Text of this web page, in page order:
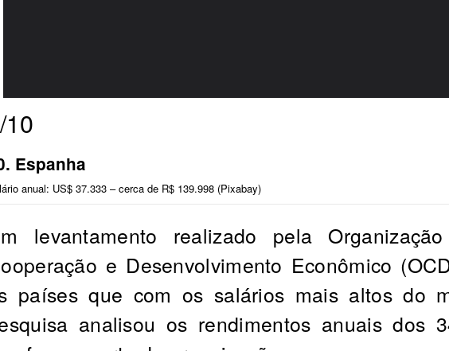
Espanha
anual: US$ 37.333 – cerca de R$ 139.998 (Pixabay)
levantamento realizado pela
e Desenvolvimento Econômico
países que com os salários mais altos do
analisou os rendimentos anuais dos